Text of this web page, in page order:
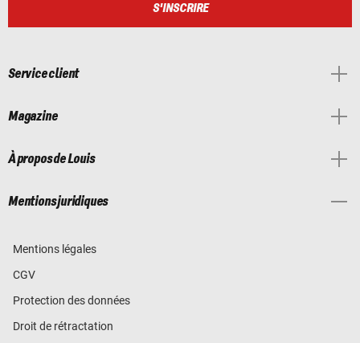
S'INSCRIRE
Service client
Magazine
À propos de Louis
Mentions juridiques
Mentions légales
CGV
Protection des données
Droit de rétractation